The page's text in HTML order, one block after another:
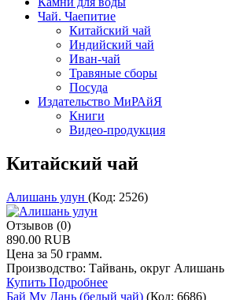
Чай. Чаепитие
Китайский чай
Индийский чай
Иван-чай
Травяные сборы
Посуда
Издательство МиРАйЯ
Книги
Видео-продукция
Китайский чай
Алишань улун (Код: 2526)
Отзывов (0)
890.00 RUB
Цена за 50 грамм.
Производство: Тайвань, округ Алишань
Купить Подробнее
Бай Му Дань (белый чай) (Код: 6686)